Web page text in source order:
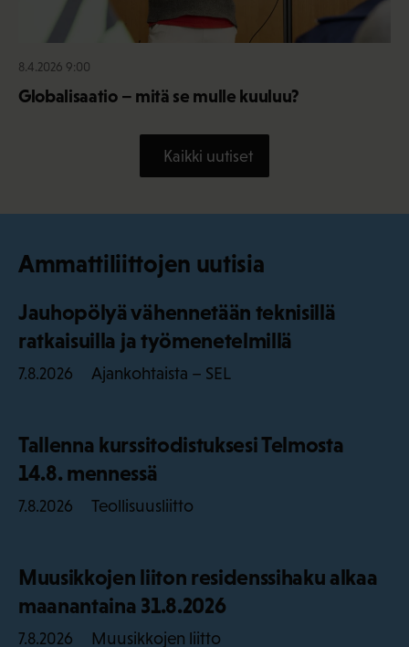
8.4.2026 9:00
Globalisaatio – mitä se mulle kuuluu?
Kaikki uutiset
Ammattiliittojen uutisia
Jauhopölyä vähennetään teknisillä
ratkaisuilla ja työmenetelmillä
7.8.2026 Ajankohtaista – SEL
Tallenna kurssitodistuksesi Telmosta
14.8. mennessä
7.8.2026 Teollisuusliitto
Muusikkojen liiton residenssihaku alkaa
maanantaina 31.8.2026
7.8.2026 Muusikkojen liitto